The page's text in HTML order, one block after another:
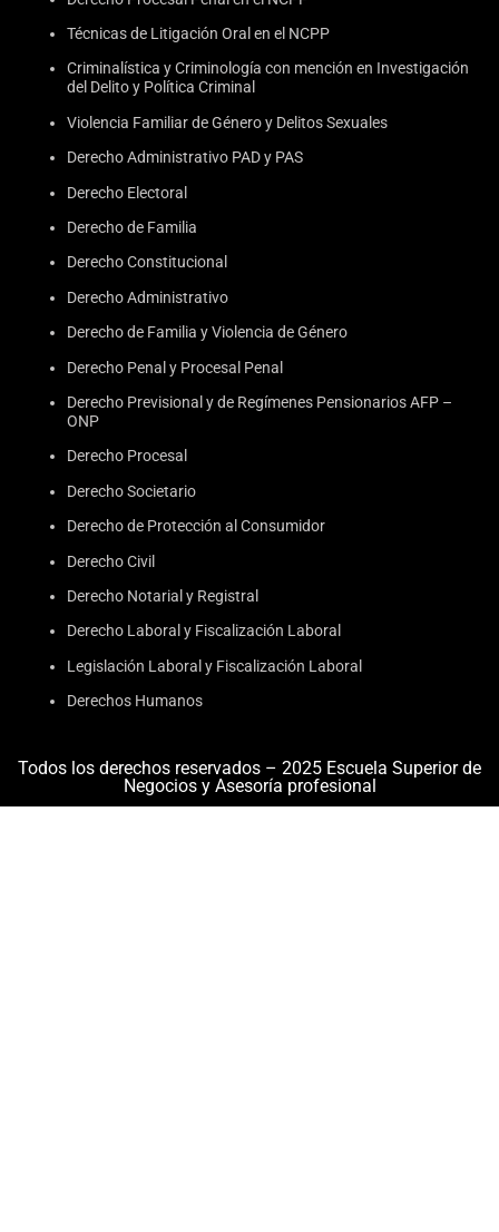
Técnicas de Litigación Oral en el NCPP
Criminalística y Criminología con mención en Investigación
del Delito y Política Criminal
Violencia Familiar de Género y Delitos Sexuales
Derecho Administrativo PAD y PAS
Derecho Electoral
Derecho de Familia
Derecho Constitucional
Derecho Administrativo
Derecho de Familia y Violencia de Género
Derecho Penal y Procesal Penal
Derecho Previsional y de Regímenes Pensionarios AFP –
ONP
Derecho Procesal
Derecho Societario
Derecho de Protección al Consumidor
Derecho Civil
Derecho Notarial y Registral
Derecho Laboral y Fiscalización Laboral
Legislación Laboral y Fiscalización Laboral
Derechos Humanos
Todos los derechos reservados – 2025 Escuela Superior de
Negocios y Asesoría profesional